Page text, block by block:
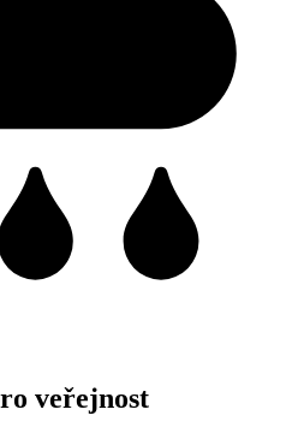
veřejnost